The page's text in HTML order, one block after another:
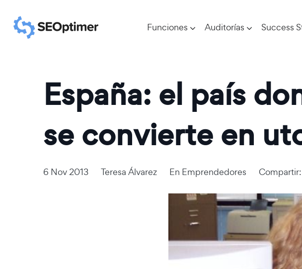
Funciones Auditorías Success
España: el país
se convierte en
6 Nov 2013 Teresa Álvarez En Emprendedores Compartir: